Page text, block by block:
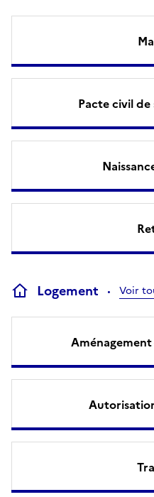
Pacte civil
Logement Voir